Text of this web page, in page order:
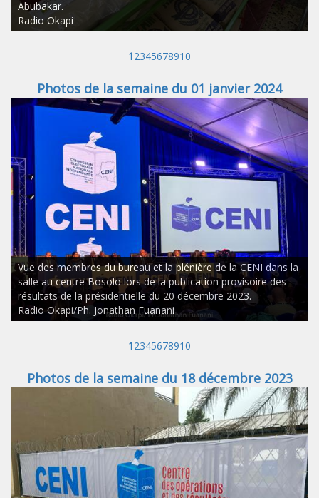
Abubakar.
Radio Okapi
12345678910
Photos de la semaine du 01 janvier 2024
Vue des membres du bureau et la plénière de la CENI dans la
salle au centre Bosolo lors de la publication provisoire des
résultats de la présidentielle du 20 décembre 2023.
Radio Okapi/Ph. Jonathan Fuanani
12345678910
Photos de la semaine du 18 décembre 2023